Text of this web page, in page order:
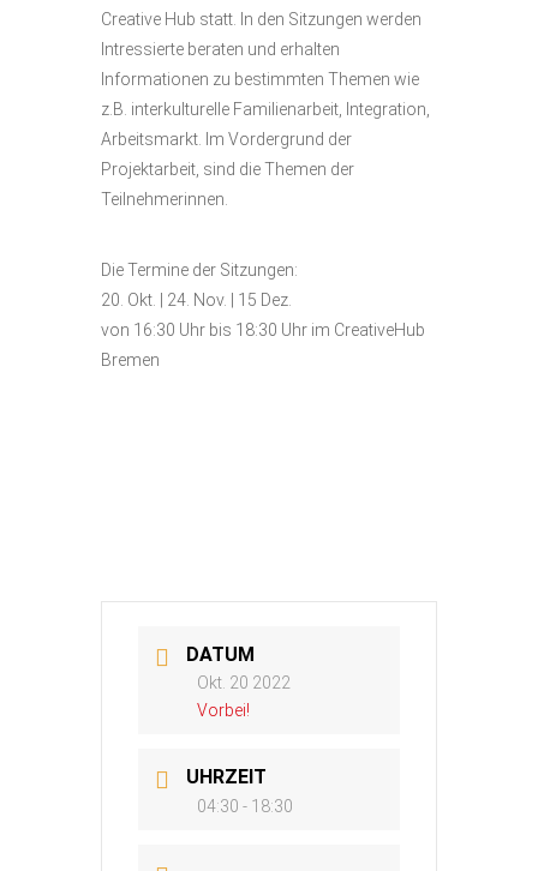
Creative Hub statt. In den Sitzungen werden
Intressierte beraten und erhalten
Informationen zu bestimmten Themen wie
z.B. interkulturelle Familienarbeit, Integration,
Arbeitsmarkt. Im Vordergrund der
Projektarbeit, sind die Themen der
Teilnehmerinnen.
Die Termine der Sitzungen:
20. Okt. | 24. Nov. | 15 Dez.
von 16:30 Uhr bis 18:30 Uhr im CreativeHub
Bremen
DATUM
Okt. 20 2022
Vorbei!
UHRZEIT
04:30 - 18:30